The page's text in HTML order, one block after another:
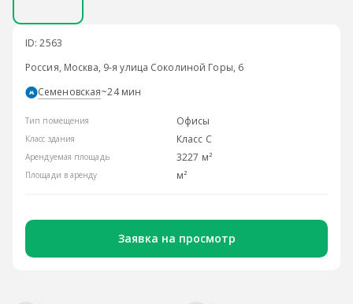
ID: 2563
Россия, Москва, 9-я улица Соколиной Горы, 6
Семеновская~24 мин
Тип помещения Офисы
Класс здания Класс С
Арендуемая площадь 3227 м²
Площади в аренду м²
Заявка на просмотр